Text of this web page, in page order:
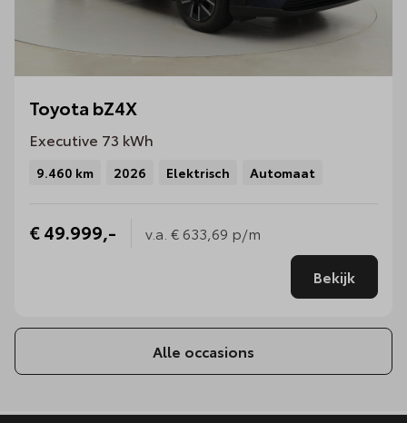
Toyota bZ4X
Executive 73 kWh
9.460 km 2026 Elektrisch Automaat
€ 49.999,- v.a. € 633,69 p/m
Bekijk
Alle occasions